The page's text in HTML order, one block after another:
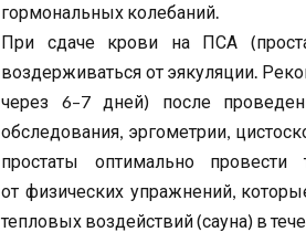
гормональных колебаний.
При сдаче крови на ПСА
воздерживаться от эякуляции.
через 6–7 дней) после
обследования, эргометрии,
простаты оптимально провести
от физических упражнений,
тепловых воздействий (сауна) в